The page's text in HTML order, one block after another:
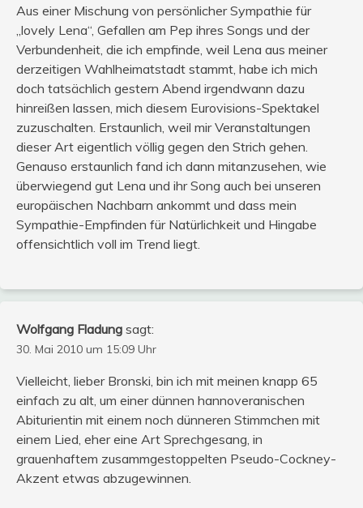
Aus einer Mischung von persönlicher Sympathie für
„lovely Lena“, Gefallen am Pep ihres Songs und der
Verbundenheit, die ich empfinde, weil Lena aus meiner
derzeitigen Wahlheimatstadt stammt, habe ich mich
doch tatsächlich gestern Abend irgendwann dazu
hinreißen lassen, mich diesem Eurovisions-Spektakel
zuzuschalten. Erstaunlich, weil mir Veranstaltungen
dieser Art eigentlich völlig gegen den Strich gehen.
Genauso erstaunlich fand ich dann mitanzusehen, wie
überwiegend gut Lena und ihr Song auch bei unseren
europäischen Nachbarn ankommt und dass mein
Sympathie-Empfinden für Natürlichkeit und Hingabe
offensichtlich voll im Trend liegt.
Wolfgang Fladung sagt:
30. Mai 2010 um 15:09 Uhr
Vielleicht, lieber Bronski, bin ich mit meinen knapp 65
einfach zu alt, um einer dünnen hannoveranischen
Abiturientin mit einem noch dünneren Stimmchen mit
einem Lied, eher eine Art Sprechgesang, in
grauenhaftem zusammgestoppelten Pseudo-Cockney-
Akzent etwas abzugewinnen.